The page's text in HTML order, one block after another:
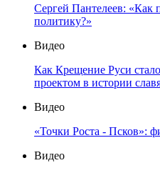
Сергей Пантелеев: «Как
политику?»
Видео
Как Крещение Руси
проектом в истории
Видео
«Точки Роста - Псков»:
Видео